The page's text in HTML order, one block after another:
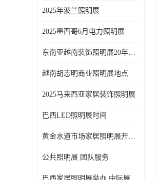
2025年波兰照明展
2025墨西哥6月电力照明展
东南亚越南装饰照明展20年外展服务经验
越南胡志明商业照明展地点
2025马来西亚家居装饰照明展
巴西LED照明展时间
黄金水道市场家居照明展开展时间 20年外展服务经验 LED-LIGHT MALAYSIA
公共照明展 团队服务
巴西家居照明展举办 中际展览 20年服务经验